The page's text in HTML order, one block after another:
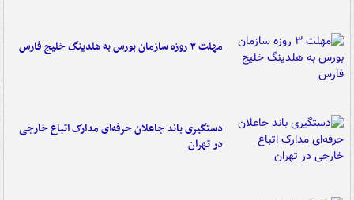
مهلت ۳ روزه سازمان بورس به هلدینگ خلیج فارس
دستگیری باند جاعلان حرفه‌ای مدارک اتباع خارجی
در تهران